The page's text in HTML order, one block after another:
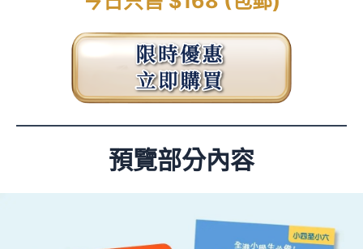
預覽部分內容